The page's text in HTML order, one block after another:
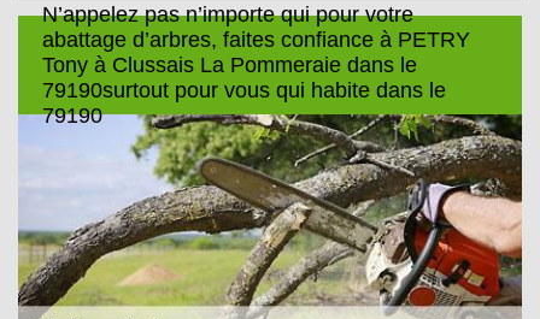
N’appelez pas n’importe qui pour votre
abattage d’arbres, faites confiance à PETRY
Tony à Clussais La Pommeraie dans le
79190surtout pour vous qui habite dans le
79190